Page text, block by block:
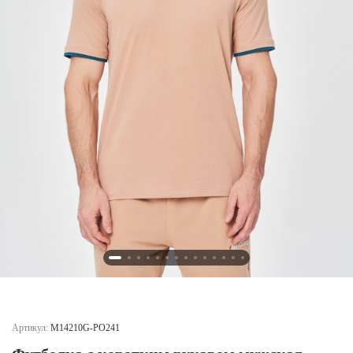
Новосибирская область (3)
Омская область (5)
Республика Башкортостан (3)
Республика Крым (1)
Республика Татарстан (2)
Ростовская область (2)
Самарская область (1)
Санкт-Петербург и ЛО (3)
Саратовская область (1)
Свердловская область (5)
Северная Осетия (2)
Смоленская область (1)
Ставропольский край (5)
Томская область (1)
Артикул: M14210G-PO241